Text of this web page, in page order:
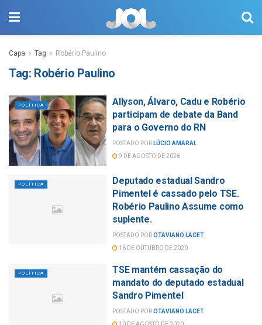
Capa Tag Robério Paulino
Tag: Robério Paulino
POLÍTICA
Allyson, Álvaro, Cadu e Robério
participam de debate da Band
para o Governo do RN
POSTADO POR LÚCIO AMARAL
9 DE AGOSTO DE 2026
POLÍTICA
Deputado estadual Sandro
Pimentel é cassado pelo TSE.
Robério Paulino Assume como
suplente.
POSTADO POROTAVIANO LACET
16 DE OUTUBRO DE 2020
POLÍTICA
TSE mantém cassação do
mandato do deputado estadual
Sandro Pimentel
POSTADO POROTAVIANO LACET